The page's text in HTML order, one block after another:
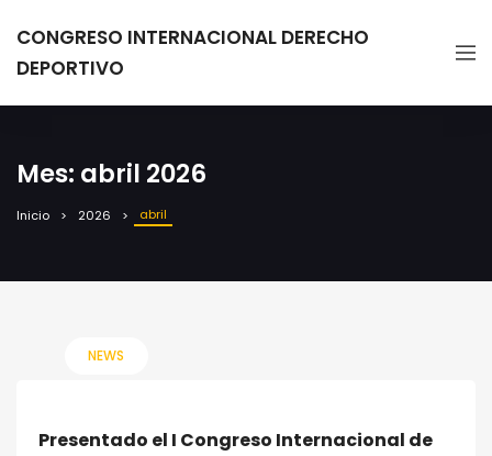
CONGRESO INTERNACIONAL DERECHO
DEPORTIVO
Mes: abril 2026
Inicio 2026 abril
NEWS
Presentado el I Congreso Internacional de